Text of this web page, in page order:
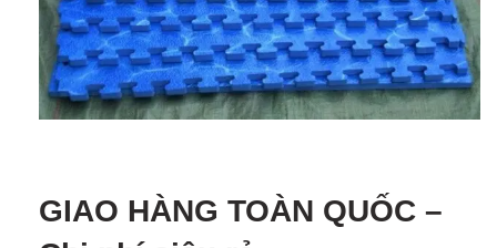
GIAO HÀNG TOÀN QUỐC –